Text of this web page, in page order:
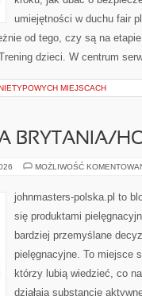
umiejętności w duchu fair
od tego, czy są na
dzieci. W centrum
MIEJSCACH
BRYTANIA/
MOŻLIWOŚĆ
johnmasters-polska.pl to
się produktami
bardziej przemyślane
pielęgnacyjne. To miejsce
którzy lubią wiedzieć, co
działają substancje